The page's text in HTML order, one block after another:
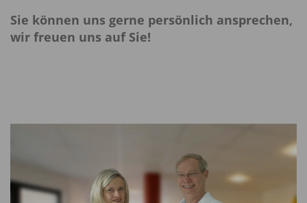
Sie können uns gerne persönlich ansprechen,
wir freuen uns auf Sie!